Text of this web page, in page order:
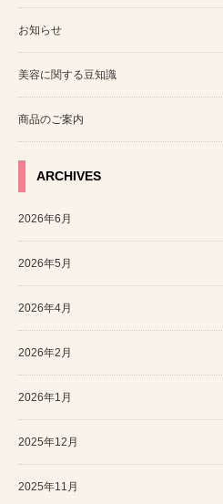
お知らせ
美容に関する豆知識
商品のご案内
ARCHIVES
2026年6月
2026年5月
2026年4月
2026年2月
2026年1月
2025年12月
2025年11月